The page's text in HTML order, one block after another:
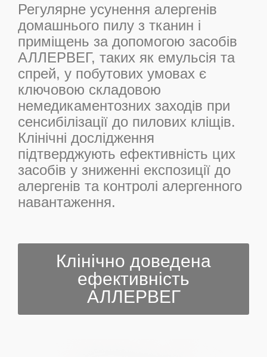
Регулярне усунення алергенів
домашнього пилу з тканин і
приміщень за допомогою засобів
АЛЛЕРВЕГ, таких як емульсія та
спрей, у побутових умовах є
ключовою складовою
немедикаментозних заходів при
сенсибілізації до пилових кліщів.
Клінічні дослідження
підтверджують ефективність цих
засобів у зниженні експозиції до
алергенів та контролі алергенного
навантаження.
Клінічно доведена
ефективність
АЛЛЕРВЕГ